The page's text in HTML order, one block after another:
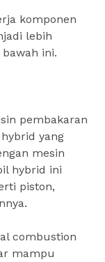
komponen
lebih
ini.
pembakaran
yang
mesin
hybrid ini
piston,
combustion
mampu